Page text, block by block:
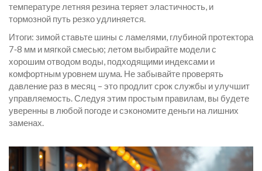
температуре летняя резина теряет эластичность, и
тормозной путь резко удлиняется.
Итоги: зимой ставьте шины с ламелями, глубиной протектора
7‑8 мм и мягкой смесью; летом выбирайте модели с
хорошим отводом воды, подходящими индексами и
комфортным уровнем шума. Не забывайте проверять
давление раз в месяц – это продлит срок службы и улучшит
управляемость. Следуя этим простым правилам, вы будете
уверенны в любой погоде и сэкономите деньги на лишних
заменах.